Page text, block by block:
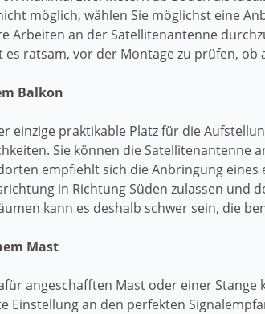
möglich, wählen Sie möglichst eine
Arbeiten an der Satellitenantenne
ratsam, vor der Montage zu prüfen, ob
Balkon
einzige praktikable Platz für die
Sie können die Satellitenantenne
empfiehlt sich die Anbringung eines
in Richtung Süden zulassen und
kann es deshalb schwer sein, die
Mast
angeschafften Mast oder einer
Einstellung an den perfekten